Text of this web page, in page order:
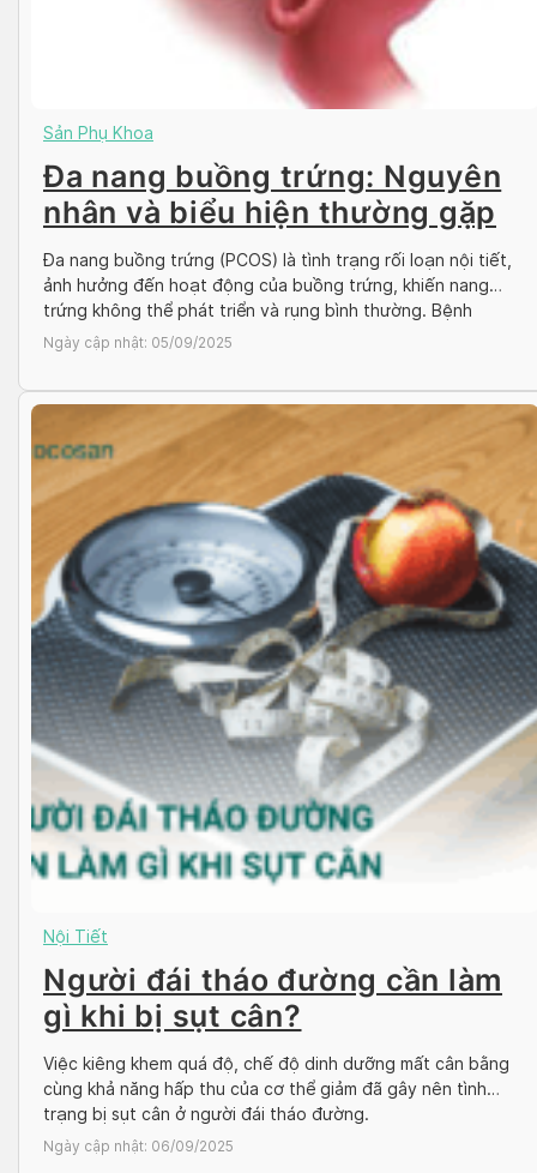
Sản Phụ Khoa
Đa nang buồng trứng: Nguyên
nhân và biểu hiện thường gặp
Đa nang buồng trứng (PCOS) là tình trạng rối loạn nội tiết,
ảnh hưởng đến hoạt động của buồng trứng, khiến nang
trứng không thể phát triển và rụng bình thường. Bệnh
thường gặp ở phụ nữ trong độ tuổi sinh sản gây ảnh hưởng
Ngày cập nhật: 05/09/2025
Nội Tiết
Người đái tháo đường cần làm
gì khi bị sụt cân?
Việc kiêng khem quá độ, chế độ dinh dưỡng mất cân bằng
cùng khả năng hấp thu của cơ thể giảm đã gây nên tình
trạng bị sụt cân ở người đái tháo đường.
Ngày cập nhật: 06/09/2025